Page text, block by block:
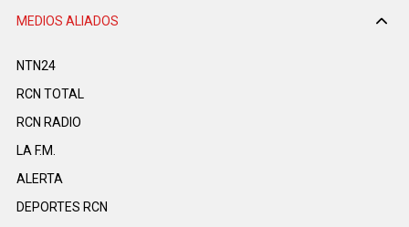
MEDIOS ALIADOS
NTN24
RCN TOTAL
RCN RADIO
LA F.M.
ALERTA
DEPORTES RCN